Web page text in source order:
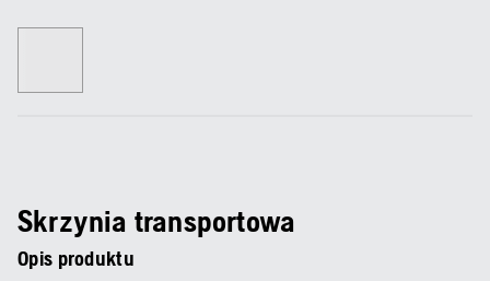
Skrzynia transportowa
Opis produktu